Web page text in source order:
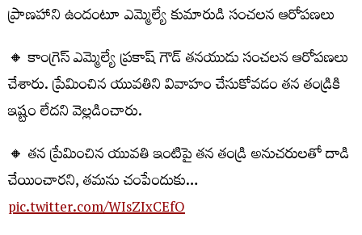
ప్రాణహాని ఉందంటూ ఎమ్మెల్యే కుమారుడి సంచలన ఆరోపణలు
🔸 కాంగ్రెస్ ఎమ్మెల్యే ప్రకాష్ గౌడ్ తనయుడు సంచలన ఆరోపణలు
చేశారు. ప్రేమించిన యువతిని వివాహం చేసుకోవడం తన తండ్రికి
ఇష్టం లేదని వెల్లడించారు.
🔸 తన ప్రేమించిన యువతి ఇంటిపై తన తండ్రి అనుచరులతో దాడి
చేయించారని, తమను చంపేందుకు…
pic.twitter.com/WIsZIxCEfO